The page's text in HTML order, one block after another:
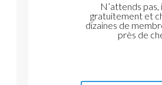
N’attends
gratuitement et
dizaines de
près de